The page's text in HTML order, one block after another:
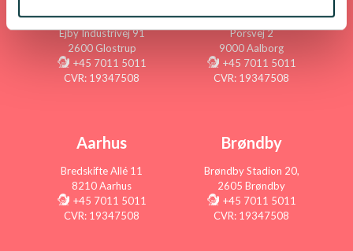
Ejby Industrivej 91
2600 Glostrup
+45 7011 5011
CVR: 19347508
Porsvej 2
9000 Aalborg
+45 7011 5011
CVR: 19347508
Aarhus
Bredskifte Allé 11
8210 Aarhus
+45 7011 5011
CVR: 19347508
Brøndby
Brøndby Stadion 20,
2605 Brøndby
+45 7011 5011
CVR: 19347508